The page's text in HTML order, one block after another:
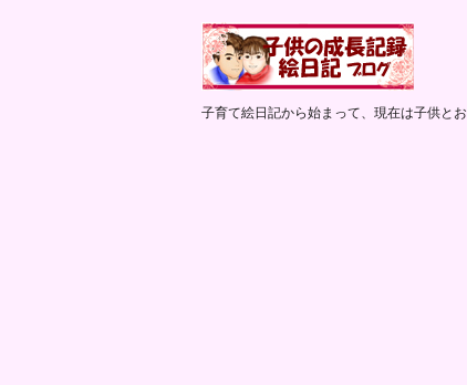
子育て絵日記から始まって、現在は子供と